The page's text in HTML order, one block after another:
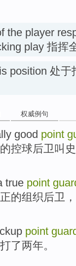
the player
play 指挥
position 处
权威例句
good point
的控球后卫叫
true point
的组织后卫 ，
point
了两年。